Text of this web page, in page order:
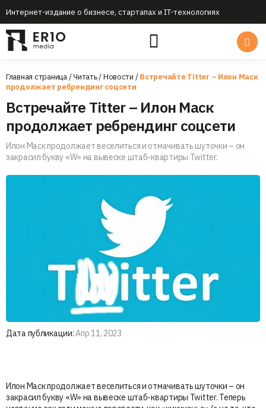
Интернет-издание о бизнесе, стартапах и IT-технологиях
Главная страница/Читать/Новости /Встречайте Titter – Илон Маск
продолжает ребрендинг соцсети
Встречайте Titter – Илон Маск
продолжает ребрендинг соцсети
Илон Маск продолжает веселиться и отмачивать шуточки – он
закрасил букву «W» на вывеске штаб-квартиры Twitter.
Дата публикации:Апр 11, 2023
Илон Маск продолжает веселиться и отмачивать шуточки – он
закрасил букву «W» на вывеске штаб-квартиры Twitter. Теперь